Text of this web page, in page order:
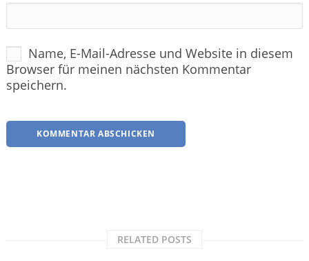
Name, E-Mail-Adresse und Website in diesem
Browser für meinen nächsten Kommentar
speichern.
RELATED POSTS